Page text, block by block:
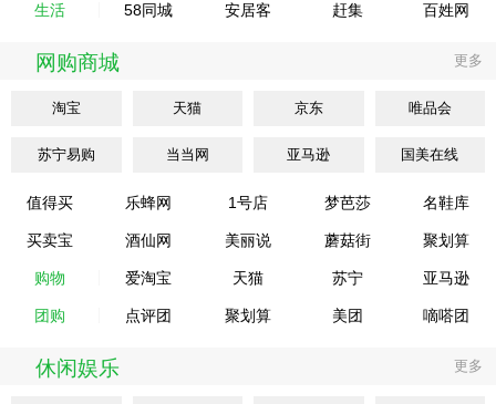
生活 58同城 安居客 赶集 百姓网
网购商城 更多
淘宝 天猫 京东 唯品会
苏宁易购 当当网 亚马逊 国美在线
值得买 乐蜂网 1号店 梦芭莎 名鞋库
买卖宝 酒仙网 美丽说 蘑菇街 聚划算
购物 爱淘宝 天猫 苏宁 亚马逊
团购 点评团 聚划算 美团 嘀嗒团
休闲娱乐 更多